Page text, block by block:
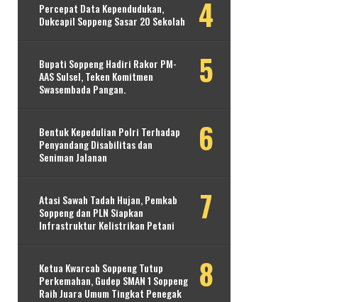
Percepat Data Kependudukan,
Dukcapil Soppeng Sasar 20 Sekolah
Bupati Soppeng Hadiri Rakor PM-
AAS Sulsel, Teken Komitmen
Swasembada Pangan.
Bentuk Kepedulian Polri Terhadap
Penyandang Disabilitas dan
Seniman Jalanan
Atasi Sawah Tadah Hujan, Pemkab
Soppeng dan PLN Siapkan
Infrastruktur Kelistrikan Petani
Ketua Kwarcab Soppeng Tutup
Perkemahan, Gudep SMAN 1 Soppeng
Raih Juara Umum Tingkat Penegak